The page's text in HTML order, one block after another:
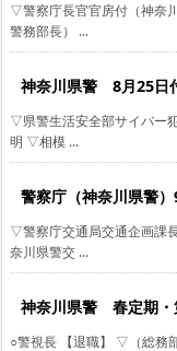
▽警察庁長官官房付（神奈
警務部長） ...
神奈川県警 8月25
▽県警生活安全部サイバー
明 ▽相模 ...
警察庁（神奈川県警
▽警察庁交通局交通企画課
奈川県警交 ...
神奈川県警 春定期
○警視長 【退職】 ▽（総務